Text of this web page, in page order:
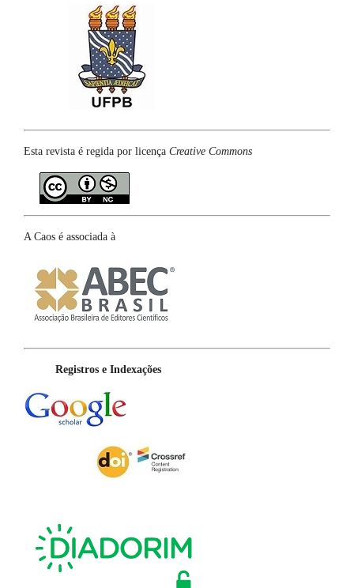
Esta revista é regida por licença Creative Commons
A Caos é associada à
Registros e Indexações